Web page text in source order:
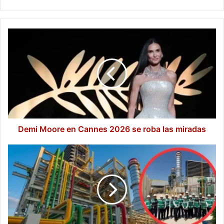
Cannes
las
miradas
Demi Moore en Cannes 2026 se roba las miradas
operación
comercial
la
central
ciclo